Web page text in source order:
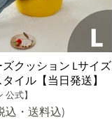
クッション Lサイズ
イル【当日発送】
公式】
込・送料込)